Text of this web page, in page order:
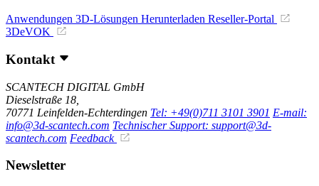
Anwendungen 3D-Lösungen Herunterladen Reseller-Portal
3DeVOK
Kontakt
SCANTECH DIGITAL GmbH
Dieselstraße 18,
70771 Leinfelden-Echterdingen Tel: +49(0)711 3101 3901 E-mail:
info@3d-scantech.com Technischer Support: support@3d-
scantech.com Feedback
Newsletter